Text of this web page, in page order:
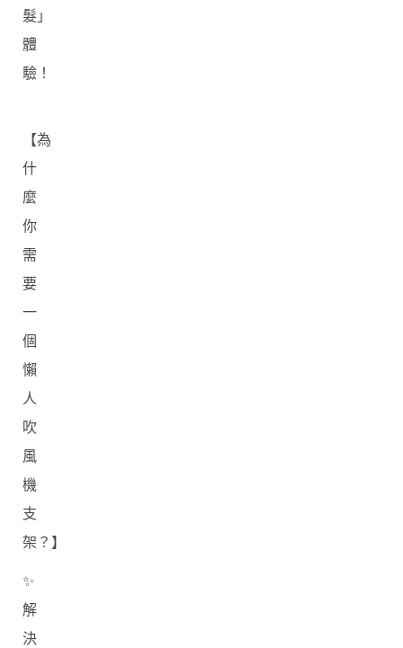
髮」
體
驗！
【為
什
麼
你
需
要
一
個
懶
人
吹
風
機
支
架？】
✨
解
決